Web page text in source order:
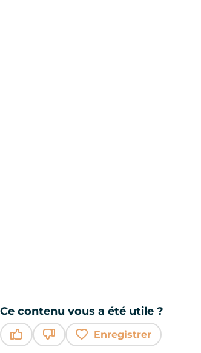
Ce contenu vous a été utile ?
Enregistrer